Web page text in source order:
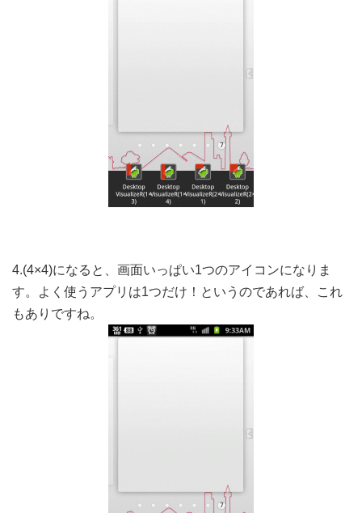
4.(4×4)になると、画面いっぱい1つのアイコンになりま
す。よく使うアプリは1つだけ！というのであれば、これ
もありですね。